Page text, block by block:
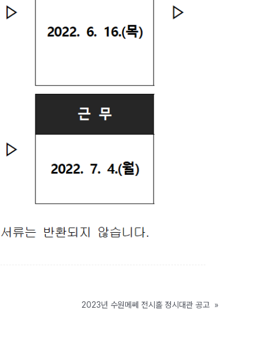
2023년 수원메쎄 전시홀 정시대관 공고 »